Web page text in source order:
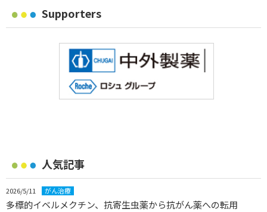
Supporters
人気記事
2026/5/11 がん治療
多標的イベルメクチン、抗寄生虫薬から抗がん薬への転用